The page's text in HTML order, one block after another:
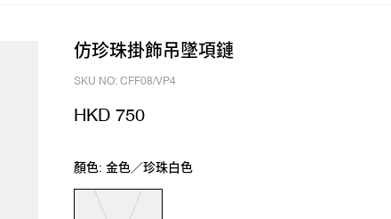
仿珍珠掛飾吊墜項鏈
SKU NO: CFF08/VP4
HKD 750
顏色: 金色／珍珠白色